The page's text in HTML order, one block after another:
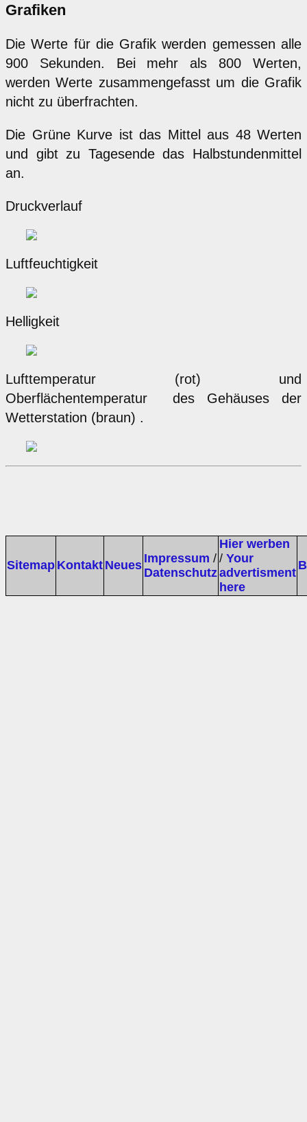
Grafiken
Die Werte für die Grafik werden gemessen alle
900 Sekunden. Bei mehr als 800 Werten,
werden Werte zusammengefasst um die Grafik
nicht zu überfrachten.
Die Grüne Kurve ist das Mittel aus 48 Werten
und gibt zu Tagesende das Halbstundenmittel
an.
Druckverlauf
Luftfeuchtigkeit
Helligkeit
Lufttemperatur (rot) und
Oberflächentemperatur des Gehäuses der
Wetterstation (braun) .
Sitemap Kontakt Neues Impressum /
Datenschutz
Hier werben
/ Your
advertisment
here